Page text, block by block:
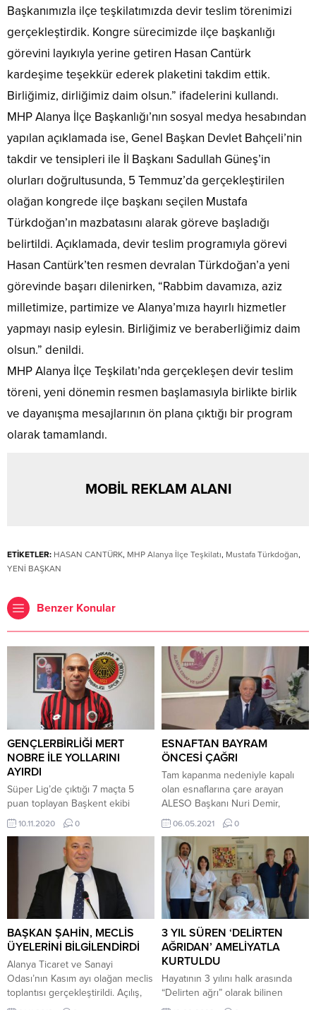
Başkanımızla ilçe teşkilatımızda devir teslim törenimizi
gerçekleştirdik. Kongre sürecimizde ilçe başkanlığı
görevini layıkıyla yerine getiren Hasan Cantürk
kardeşime teşekkür ederek plaketini takdim ettik.
Birliğimiz, dirliğimiz daim olsun.” ifadelerini kullandı.
MHP Alanya İlçe Başkanlığı’nın sosyal medya hesabından
yapılan açıklamada ise, Genel Başkan Devlet Bahçeli’nin
takdir ve tensipleri ile İl Başkanı Sadullah Güneş’in
olurları doğrultusunda, 5 Temmuz’da gerçekleştirilen
olağan kongrede ilçe başkanı seçilen Mustafa
Türkdoğan’ın mazbatasını alarak göreve başladığı
belirtildi. Açıklamada, devir teslim programıyla görevi
Hasan Cantürk’ten resmen devralan Türkdoğan’a yeni
görevinde başarı dilenirken, “Rabbim davamıza, aziz
milletimize, partimize ve Alanya’mıza hayırlı hizmetler
yapmayı nasip eylesin. Birliğimiz ve beraberliğimiz daim
olsun.” denildi.
MHP Alanya İlçe Teşkilatı’nda gerçekleşen devir teslim
töreni, yeni dönemin resmen başlamasıyla birlikte birlik
ve dayanışma mesajlarının ön plana çıktığı bir program
olarak tamamlandı.
MOBİL REKLAM ALANI
ETİKETLER: HASAN CANTÜRK, MHP Alanya İlçe Teşkilatı, Mustafa Türkdoğan,
YENİ BAŞKAN
Benzer Konular
GENÇLERBİRLİĞİ MERT
NOBRE İLE YOLLARINI
AYIRDI
Süper Lig’de çıktığı 7 maçta 5
puan toplayan Başkent ekibi
Gençlerbirliği’nde teknik direktör
Mert Nobre ile yollar ayrıldı.
Gençlerbirliği’nden yapılan
açıklama şu şekilde; Sezon
başından bu yana teknik
direktörlüğümüzü yapan Mert
Nobre ile yollarımızı ayırdık.
Futbolculuk kariyerine
kulübümüzde nokta koyan, ilk
teknik direktörlük deneyimini de
kulübümüzde yaşayan Mert
Nobre’ye kattığı...
10.11.2020 0
ESNAFTAN BAYRAM
ÖNCESİ ÇAĞRI
Tam kapanma nedeniyle kapalı
olan esnaflarına çare arayan
ALESO Başkanı Nuri Demir,
hükümete seslendi. Demir,
bayram öncesi 2 günlük muafiyet
istedi. Tam kapanma uygulaması
sonucu kapanmak zorunda kalan
dükkanlar, esnafı zorlu bir sürece
itti. Her ne kadar destekler verilse
de esnafa yeterli gelmiyor. Oda
başkanları da esnaflarına çare
arıyor. Alanya...
06.05.2021 0
BAŞKAN ŞAHİN, MECLİS
ÜYELERİNİ BİLGİLENDİRDİ
Alanya Ticaret ve Sanayi
Odası’nın Kasım ayı olağan meclis
toplantısı gerçekleştirildi. Açılış,
yoklama ve mazeretlerin
3 YIL SÜREN ‘DELİRTEN
AĞRIDAN’ AMELİYATLA
KURTULDU
Hayatının 3 yılını halk arasında
“Delirten ağrı” olarak bilinen
trigeminal nevralji rahatsızlığı